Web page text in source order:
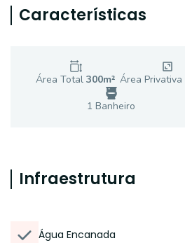
Características
Área Total 300m² Área Privativa
1 Banheiro
Infraestrutura
Água Encanada